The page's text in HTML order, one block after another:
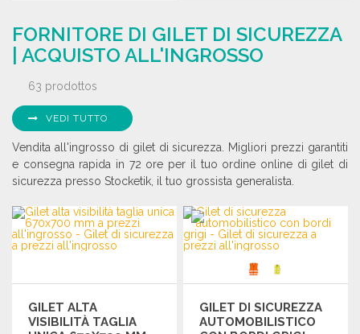
Richiedi un preventivo Richiedi un preventivo
FORNITORE DI GILET DI SICUREZZA
| ACQUISTO ALL'INGROSSO
63 prodottos
VEDI TUTTO
Vendita all'ingrosso di gilet di sicurezza. Migliori prezzi garantiti
e consegna rapida in 72 ore per il tuo ordine online di gilet di
sicurezza presso Stocketik, il tuo grossista generalista.
GILET ALTA
VISIBILITÀ TAGLIA
GILET DI SICUREZZA
AUTOMOBILISTICO